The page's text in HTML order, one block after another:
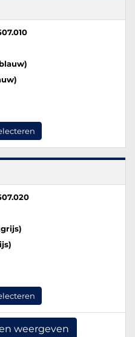
weergeven